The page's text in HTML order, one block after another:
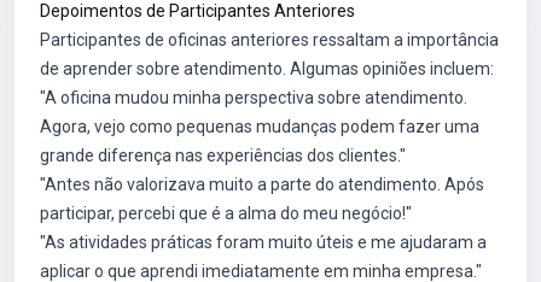
Depoimentos de Participantes Anteriores
Participantes de oficinas anteriores ressaltam a importância
de aprender sobre atendimento. Algumas opiniões incluem:
"A oficina mudou minha perspectiva sobre atendimento.
Agora, vejo como pequenas mudanças podem fazer uma
grande diferença nas experiências dos clientes."
"Antes não valorizava muito a parte do atendimento. Após
participar, percebi que é a alma do meu negócio!"
"As atividades práticas foram muito úteis e me ajudaram a
aplicar o que aprendi imediatamente em minha empresa."